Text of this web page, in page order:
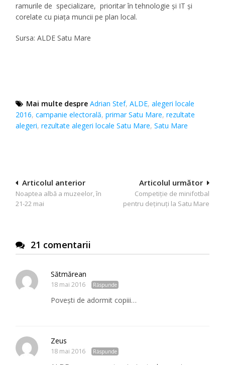
ramurile de specializare, prioritar în tehnologie și IT și
corelate cu piața muncii pe plan local.
Sursa: ALDE Satu Mare
Mai multe despre Adrian Stef,ALDE,alegeri locale
2016,campanie electorală,primar Satu Mare,rezultate
alegeri,rezultate alegeri locale Satu Mare,Satu Mare
Navigare
în
Articolul următor
Competiție de minifotbal
pentru deținuți la Satu Mare
Articolul anterior
Noaptea albă a muzeelor, în
21-22 mai
21 comentarii
Sătmărean
18 mai 2016 Răspunde
Poveşti de adormit copiii…
Zeus
18 mai 2016 Răspunde